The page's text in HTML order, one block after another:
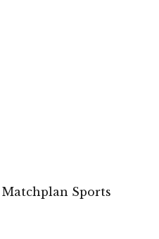
Matchplan Sports